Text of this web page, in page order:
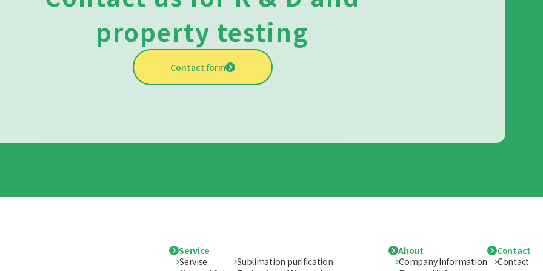
property testing
Contact form
Service
Servise
Sublimation purification
About
Company Information
Contact
Contact